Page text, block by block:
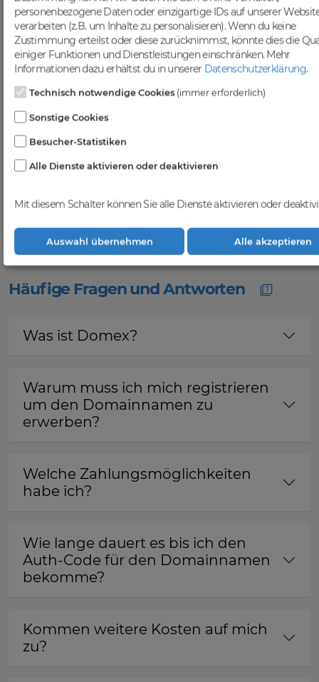
Sichtbarkeit in Suchmaschinen zu
steigern.
Profitiere von einer
vielfältigen Auswahl an
Domains
breite Auswahl an erstklassigen
entdeckt zu werden. Nutze diese
vielfältigen Möglichkeiten, um deine
Online-Präsenz zu stärken und dein
Raum zu etablieren. Gemeinsam
Online-Bereich.
Häufige Fragen und Antworten
Was ist Domex?
Warum muss ich mich registrieren
um den Domainnamen zu
erwerben?
Welche Zahlungsmöglichkeiten
habe ich?
Wie lange dauert es bis ich den
Auth-Code für den Domainnamen
bekomme?
Kommen weitere Kosten auf mich
zu?
personenbezogene Daten oder einzigartige IDs auf unserer
verarbeiten (z.B. um Inhalte zu personalisieren). Wenn du keine
Zustimmung erteilst oder diese zurücknimmst, könnte dies die
einiger Funktionen und Dienstleistungen einschränken. Mehr
Informationen dazu erhältst du in unserer Datenschutzerklärung.
Technisch notwendige Cookies (immer erforderlich)
Sonstige Cookies
Besucher-Statistiken
Alle Dienste aktivieren oder deaktivieren
Mit diesem Schalter können Sie alle Dienste aktivieren oder
Auswahl übernehmen Alle akzeptieren